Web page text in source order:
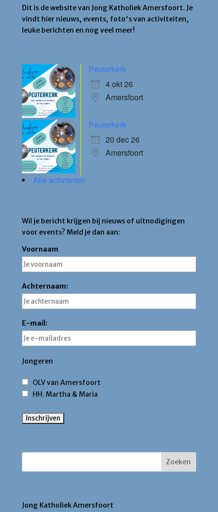
Dit is de website van Jong Katholiek Amersfoort. Je
vindt hier nieuws, events, foto's van activiteiten,
leuke berichten en nog veel meer!
Peuterkerk
4 okt 26
Amersfoort
Peuterkerk
20 dec 26
Amersfoort
Alle activiteiten
Wil je bericht krijgen bij nieuws of uitnodigingen
voor events? Meld je dan aan:
Voornaam
Achternaam:
E-mail:
Jongeren
OLV van Amersfoort
HH. Martha & Maria
Jong Katholiek Amersfoort